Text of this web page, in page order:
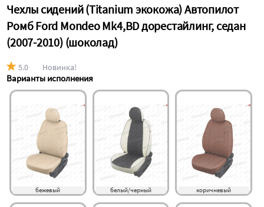
Чехлы сидений (Titanium экокожа) Автопилот
Ромб Ford Mondeo Mk4,BD дорестайлинг, седан
(2007-2010) (шоколад)
5.0 Новинка!
Варианты исполнения
бежевый белый/черный коричневый